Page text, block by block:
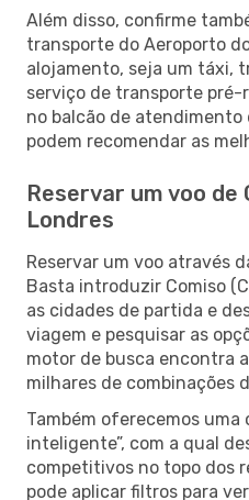
Além disso, confirme
transporte do Aeroporto
alojamento, seja um táxi,
serviço de transporte pré-
no balcão de
podem recomendar as
Reservar um voo de
Londres
Reservar um voo através
Basta introduzir Comiso
as cidades de partida e
viagem e pesquisar as
motor de busca encontra
milhares de combinações
Também oferecemos uma
inteligente”, com a qual
competitivos no topo dos
pode aplicar filtros para